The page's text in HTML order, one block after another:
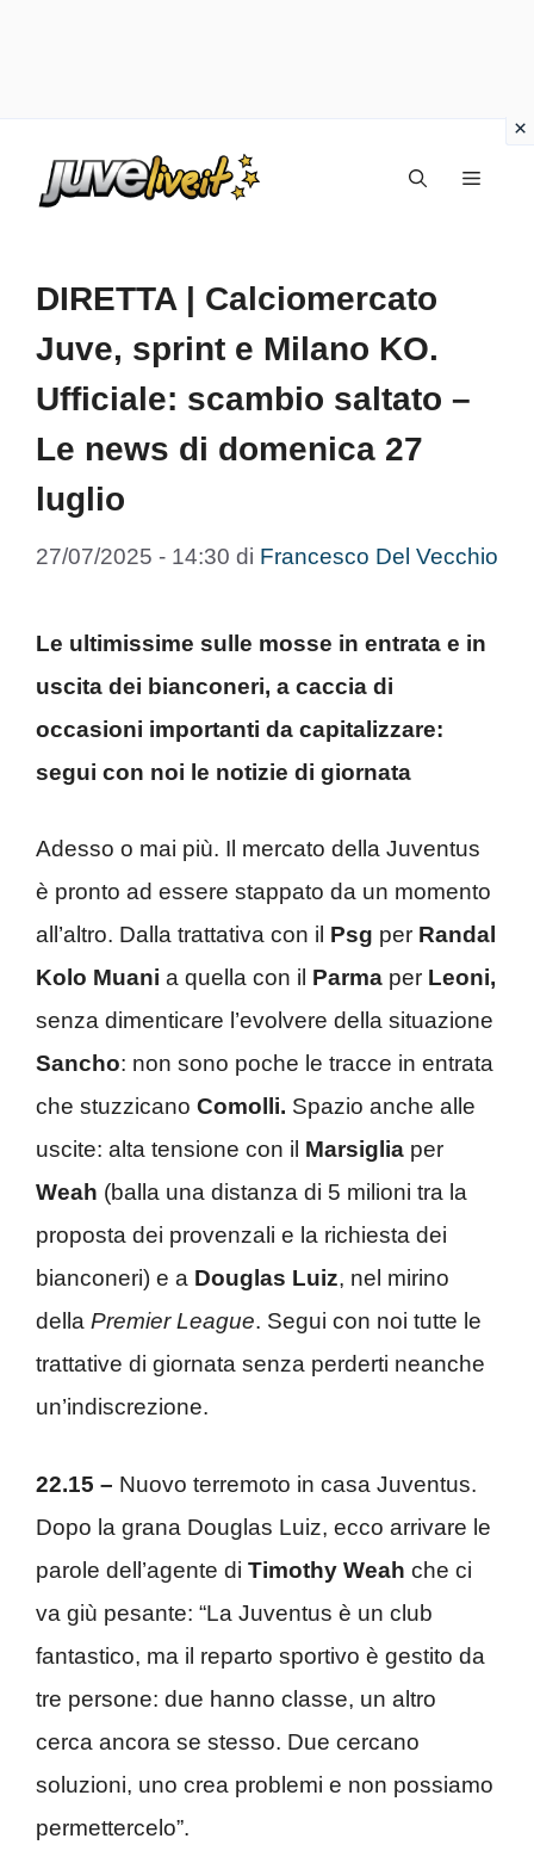
Menu
DIRETTA | Calciomercato
Juve, sprint e Milano KO.
Ufficiale: scambio saltato –
Le news di domenica 27
luglio
27/07/2025 - 14:30 di Francesco Del Vecchio
Le ultimissime sulle mosse in entrata e in
uscita dei bianconeri, a caccia di
occasioni importanti da capitalizzare:
segui con noi le notizie di giornata
Adesso o mai più. Il mercato della Juventus
è pronto ad essere stappato da un momento
all’altro. Dalla trattativa con il Psg per Randal
Kolo Muani a quella con il Parma per Leoni,
senza dimenticare l’evolvere della situazione
Sancho: non sono poche le tracce in entrata
che stuzzicano Comolli. Spazio anche alle
uscite: alta tensione con il Marsiglia per
Weah (balla una distanza di 5 milioni tra la
proposta dei provenzali e la richiesta dei
bianconeri) e a Douglas Luiz, nel mirino
della Premier League. Segui con noi tutte le
trattative di giornata senza perderti neanche
un’indiscrezione.
22.15 – Nuovo terremoto in casa Juventus.
Dopo la grana Douglas Luiz, ecco arrivare le
parole dell’agente di Timothy Weah che ci
va giù pesante: “La Juventus è un club
fantastico, ma il reparto sportivo è gestito da
tre persone: due hanno classe, un altro
cerca ancora se stesso. Due cercano
soluzioni, uno crea problemi e non possiamo
permettercelo”.